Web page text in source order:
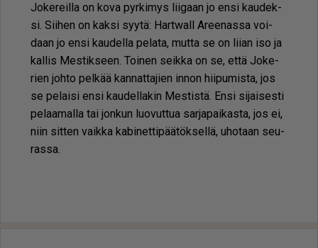
Jo­ke­reil­la on kova pyr­ki­mys lii­gaan jo en­si kau­dek­
si. Sii­hen on kak­si syy­tä: Hart­wall Aree­nas­sa voi­
daan jo en­si kau­del­la pe­la­ta, mut­ta se on lii­an iso ja
kal­lis Mes­tik­seen. Toi­nen seik­ka on se, et­tä Jo­ke­
rien joh­to pel­kää kan­nat­ta­jien in­non hii­pu­mis­ta, jos
se pe­lai­si en­si kau­del­la­kin Mes­tis­tä. En­si si­jai­ses­ti
pe­laa­mal­la tai jon­kun luo­vut­tua sar­ja­pai­kas­ta, jos ei,
niin sit­ten vaik­ka ka­bi­net­ti­pää­tök­sel­lä, uho­taan seu­
ras­sa.